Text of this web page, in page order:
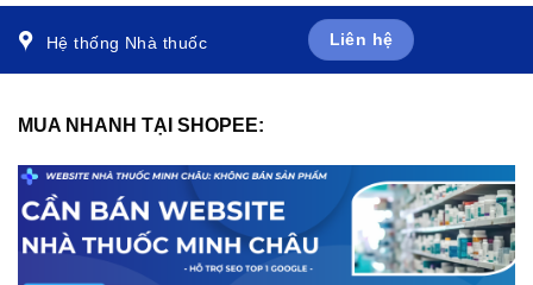
Hệ thống Nhà thuốc Liên hệ
MUA NHANH TẠI SHOPEE: